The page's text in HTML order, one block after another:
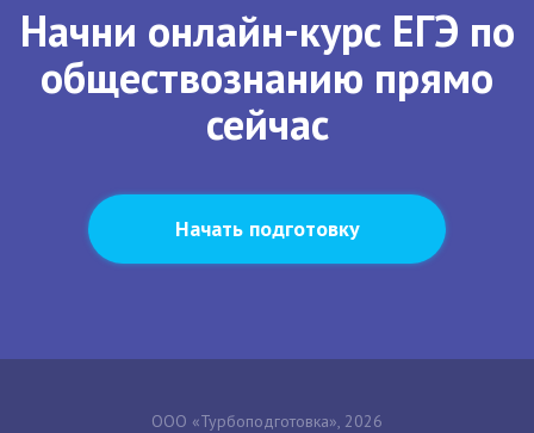
Начни онлайн-курс ЕГЭ по
обществознанию прямо
сейчас
Начать подготовку
ООО «Турбоподготовка», 2026